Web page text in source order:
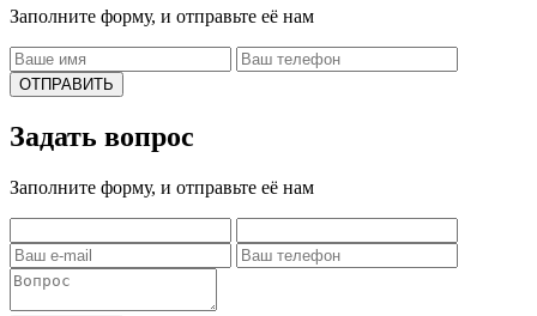
Заполните форму, и отправьте её нам
ОТПРАВИТЬ
Задать вопрос
Заполните форму, и отправьте её нам